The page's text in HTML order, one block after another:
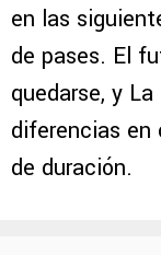
en las
de pases. El
quedarse, y
diferencias en
de duración.